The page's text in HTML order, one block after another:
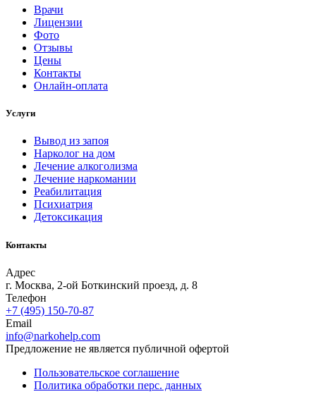
Врачи
Лицензии
Фото
Отзывы
Цены
Контакты
Онлайн-оплата
Услуги
Вывод из запоя
Нарколог на дом
Лечение алкоголизма
Лечение наркомании
Реабилитация
Психиатрия
Детоксикация
Контакты
Адрес
г. Москва, 2-ой Боткинский проезд, д. 8
Телефон
+7 (495) 150-70-87
Email
info@narkohelp.com
Предложение не является публичной офертой
Пользовательское соглашение
Политика обработки перс. данных